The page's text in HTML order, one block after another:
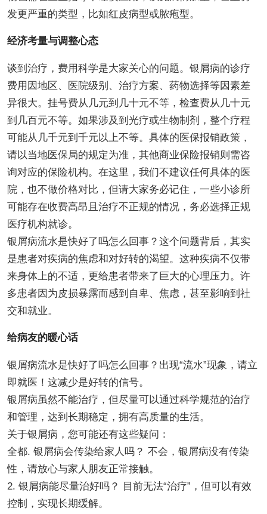
发更严重的类型，比如红皮病型或脓疱型。
经济考量与调整心态
谈到治疗，费用科学是大家关心的问题。银屑病的诊疗
费用因地区、医院级别、治疗方案、药物选择等因素差
异很大。挂号费从几元到几十元不等，检查费从几十元
到几百元不等。如果涉及到光疗或生物制剂，整个疗程
可能从几千元到千元以上不等。具体的医保报销政策，
请以当地医保局的规定为准，其他商业保险报销则需咨
询对应的保险机构。在这里，我们不建议任何具体的医
院，也不做价格对比，但请大家务必记住，一些小诊所
可能存在收费高昂且治疗不正规的情况，务必选择正规
医疗机构就诊。
银屑病流水是快好了吗怎么回事？这个问题背后，其实
是患者对疾病的焦虑和对好转的渴望。这种疾病不仅带
来身体上的不适，更给患者带来了巨大的心理压力。许
多患者因为皮损暴露而感到自卑、焦虑，甚至影响到社
交和就业。
给病友的暖心话
银屑病流水是快好了吗怎么回事？出现“流水”现象，请立
即就医！这减少是好转的信号。
银屑病虽然不能治疗，但尽量可以通过科学规范的治疗
和管理，达到长期稳定，拥有高质量的生活。
关于银屑病，您可能还有这些疑问：
全都. 银屑病会传染给家人吗？ 不会，银屑病没有传染
性，请放心与家人朋友正常接触。
2. 银屑病能尽量治好吗？ 目前无法“治疗”，但可以有效
控制，实现长期缓解。